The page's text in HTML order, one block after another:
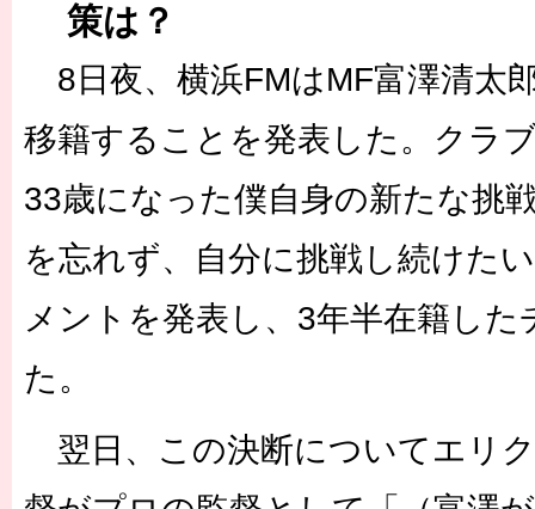
［3222号］史上最大のW杯開幕 注目は「個」
長谷川 アーリアジャスールさんがシンポジウム「気候変動から命
策は？
8日夜、横浜FMはMF富澤清太
移籍することを発表した。クラ
33歳になった僕自身の新たな挑
を忘れず、自分に挑戦し続けた
メントを発表し、3年半在籍し
た。
翌日、この決断についてエリ